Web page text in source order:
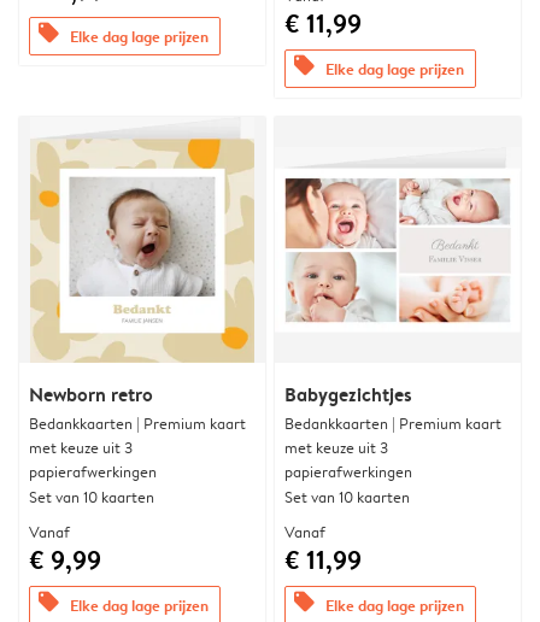
offers Elke dag lage prijzen € 11,99
offers Elke dag lage prijzen
Newborn retro
Bedankkaarten | Premium kaart
met keuze uit 3
papierafwerkingen
Set van 10 kaarten
Vanaf
€ 9,99
offers Elke dag lage prijzen
Babygezichtjes
Bedankkaarten | Premium kaart
met keuze uit 3
papierafwerkingen
Set van 10 kaarten
Vanaf
€ 11,99
offers Elke dag lage prijzen